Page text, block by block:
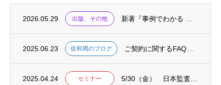
2026.05.29 出版、その他
2025.06.23 佐和周のブログ
2025.04.24 セミナー